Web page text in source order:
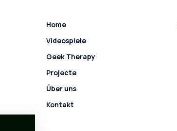
Home
Videospiele
Geek Therapy
Projecte
Über uns
Kontakt